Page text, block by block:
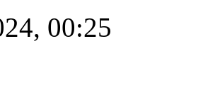
00:25